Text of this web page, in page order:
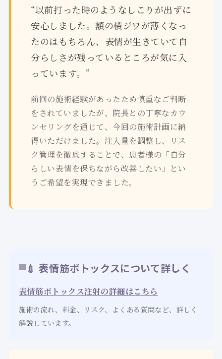
“以前打った時のようなしこりが出ずに
安心しました。額の横ジワが薄くなっ
たのはもちろん、表情が生きていて自
分らしさが残っているところが気に入
っています。”
前回の施術経験があったため慎重なご判断
をされていましたが、院長との丁寧なカウ
ンセリングを通じて、今回の施術計画に納
得いただけました。注入量を調整し、リス
ク管理を徹底することで、患者様の「自分
らしい表情を保ちながら改善したい」とい
うご希望を実現できました。
💉 表情筋ボトックスについて詳しく
表情筋ボトックス注射の詳細はこちら
施術の流れ、料金、リスク、よくある質問など、詳しく
解説しています。